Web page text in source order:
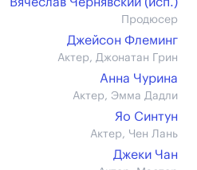
Продюсер
Джейсон Флеминг
Актер, Джонатан Грин
Анна Чурина
Актер, Эмма Дадли
Яо Синтун
Актер, Чен Лань
Джеки Чан